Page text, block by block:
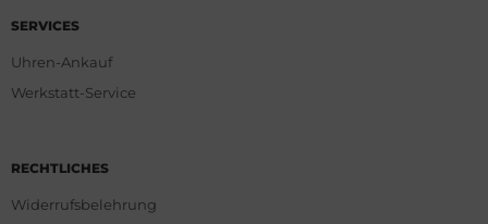
SERVICES
Uhren-Ankauf
Werkstatt-Service
RECHTLICHES
Widerrufsbelehrung